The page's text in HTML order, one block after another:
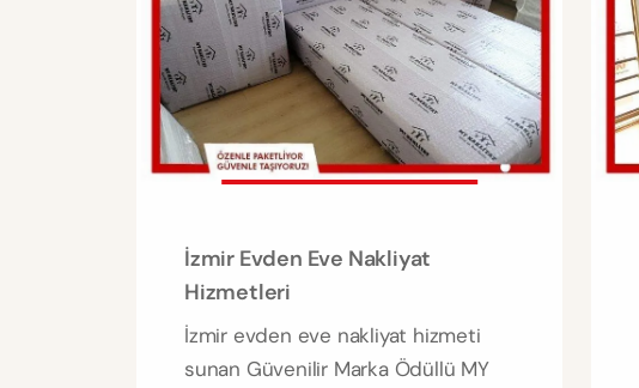
İzmir Evden Eve Nakliyat
Hizmetleri
İzmir evden eve nakliyat hizmeti
sunan Güvenilir Marka Ödüllü MY